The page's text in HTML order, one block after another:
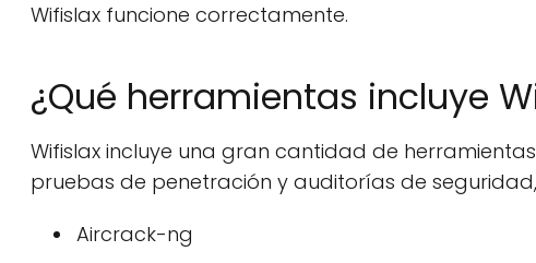
Wifislax funcione correctamente.
¿Qué herramientas incluye
Wifislax incluye una gran cantidad de
pruebas de penetración y auditorías de
Aircrack-ng